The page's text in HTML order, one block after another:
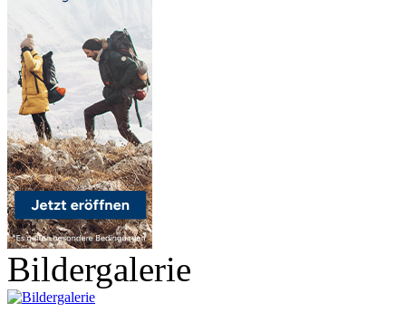
Bildergalerie